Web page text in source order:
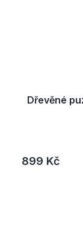
Dřevěné
899 Kč